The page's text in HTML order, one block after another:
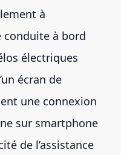
à
conduite à bord
électriques
écran de
une connexion
sur smartphone
de l’assistance